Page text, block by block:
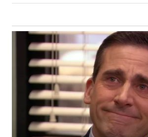
WN
KALTARA
WN
KALSEL
WN
KALTIM